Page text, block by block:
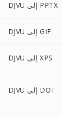
DJVU إلى PPTX
DJVU إلى GIF
DJVU إلى XPS
DJVU إلى DOT